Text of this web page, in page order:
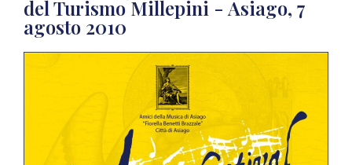
del Turismo Millepini - Asiago, 7
agosto 2010